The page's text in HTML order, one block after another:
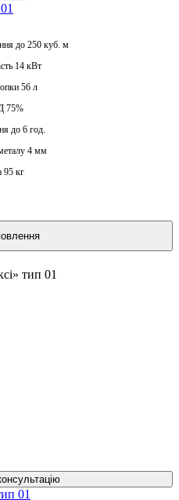
до 250 куб. м
14 кВт
56 л
75%
до 6 год.
4 мм
95 кг
тип 01